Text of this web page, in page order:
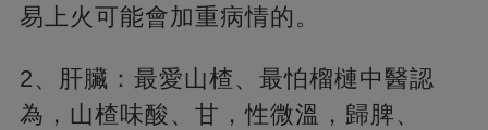
易上火可能會加重病情的。
2、肝臟：最愛山楂、最怕榴槤中醫認
為，山楂味酸、甘，性微溫，歸脾、